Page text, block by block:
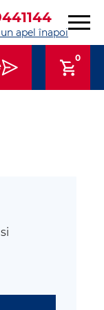
apel înapoi
0